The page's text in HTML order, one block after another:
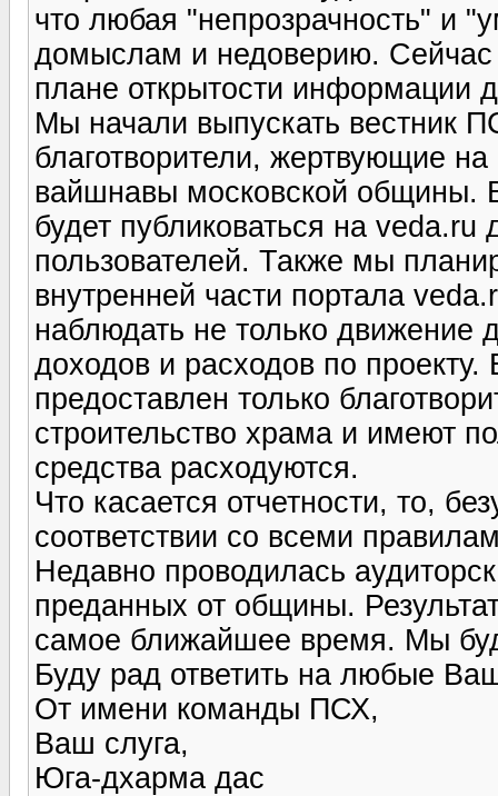
что любая "непрозрачность" и
домыслам и недоверию.
плане открытости информации
Мы начали выпускать вестник
благотворители, жертвующие
вайшнавы московской общины.
будет публиковаться на veda.ru
пользователей. Также мы
внутренней части портала
наблюдать не только движение
доходов и расходов по проекту.
предоставлен только
строительство храма и имеют
средства расходуются.
Что касается отчетности, то,
соответствии со всеми
Недавно проводилась
преданных от общины.
самое ближайшее время. Мы
Буду рад ответить на любые
От имени команды ПСХ,
Ваш слуга,
Юга-дхарма дас